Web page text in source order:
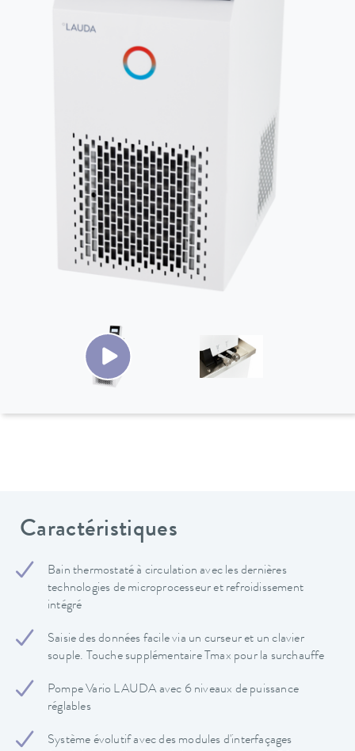
Caractéristiques
Bain thermostaté à circulation avec les dernières
technologies de microprocesseur et refroidissement
intégré
Saisie des données facile via un curseur et un clavier
souple. Touche supplémentaire Tmax pour la surchauffe
Pompe Vario LAUDA avec 6 niveaux de puissance
réglables
Système évolutif avec des modules d'interfaçages